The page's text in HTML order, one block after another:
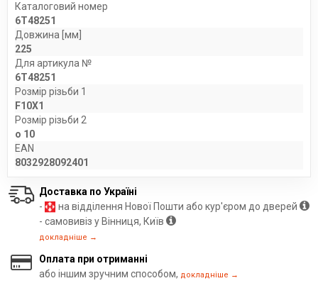
Каталоговий номер
6T48251
Довжина [мм]
225
Для артикула №
6T48251
Розмір різьби 1
F10X1
Розмір різьби 2
o 10
EAN
8032928092401
Доставка по Україні
-
на відділення Нової Пошти або кур'єром до дверей
- самовивіз у Вінниця, Київ
докладніше →
Оплата при отриманні
або іншим зручним способом, докладніше →